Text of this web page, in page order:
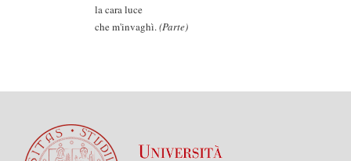
la cara luce
che m'invaghì.(Parte)